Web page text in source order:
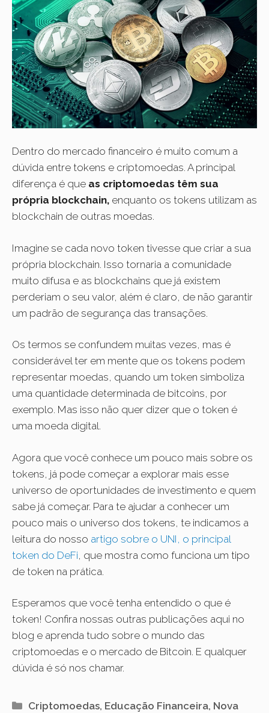
Dentro do mercado financeiro é muito comum a
dúvida entre tokens e criptomoedas. A principal
diferença é que as criptomoedas têm sua
própria blockchain, enquanto os tokens utilizam as
blockchain de outras moedas.
Imagine se cada novo token tivesse que criar a sua
própria blockchain. Isso tornaria a comunidade
muito difusa e as blockchains que já existem
perderiam o seu valor, além é claro, de não garantir
um padrão de segurança das transações.
Os termos se confundem muitas vezes, mas é
considerável ter em mente que os tokens podem
representar moedas, quando um token simboliza
uma quantidade determinada de bitcoins, por
exemplo. Mas isso não quer dizer que o token é
uma moeda digital.
Agora que você conhece um pouco mais sobre os
tokens, já pode começar a explorar mais esse
universo de oportunidades de investimento e quem
sabe já começar. Para te ajudar a conhecer um
pouco mais o universo dos tokens, te indicamos a
leitura do nosso artigo sobre o UNI, o principal
token do DeFi, que mostra como funciona um tipo
de token na prática.
Esperamos que você tenha entendido o que é
token! Confira nossas outras publicações aqui no
blog e aprenda tudo sobre o mundo das
criptomoedas e o mercado de Bitcoin. E qualquer
dúvida é só nos chamar.
Categorias
Criptomoedas, Educação Financeira, Nova